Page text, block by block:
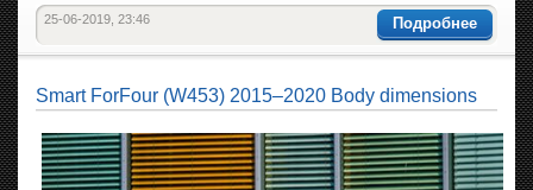
Подробнее
25-06-2019, 23:46
Smart ForFour (W453) 2015–2020 Body dimensions